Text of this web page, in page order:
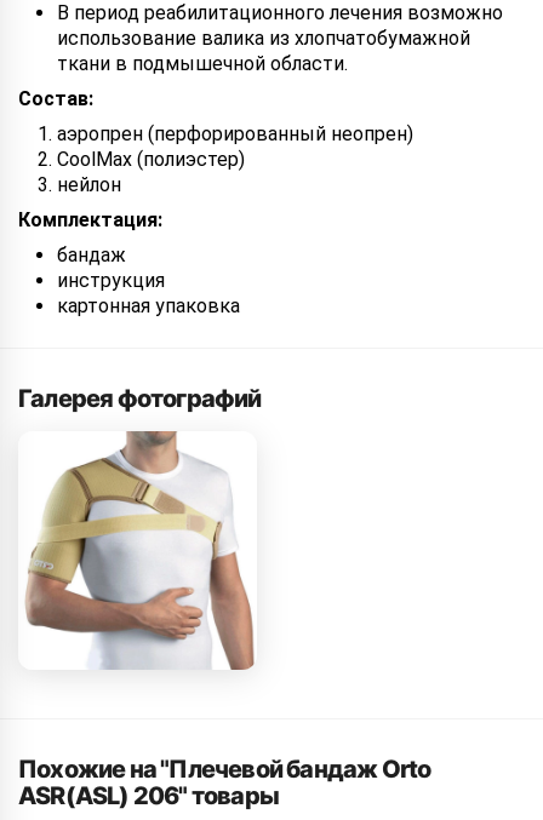
В период реабилитационного лечения возможно
использование валика из хлопчатобумажной
ткани в подмышечной области.
Состав:
аэропрен (перфорированный неопрен)
CoolMax (полиэстер)
нейлон
Комплектация:
бандаж
инструкция
картонная упаковка
Галерея фотографий
Похожие на "Плечевой бандаж Orto
ASR(ASL) 206" товары